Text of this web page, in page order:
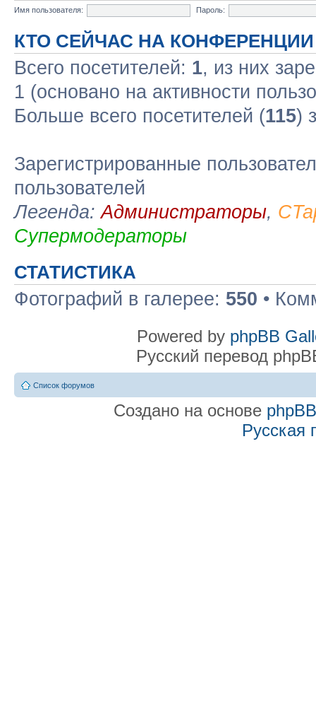
Имя пользователя:
Пароль:
КТО СЕЙЧАС НА КОНФЕРЕНЦИИ
Всего посетителей: 1, из них
1 (основано на активности
Больше всего посетителей (115)
Зарегистрированные
пользователей
Легенда:Администраторы,
Супермодераторы
СТАТИСТИКА
Фотографий в галерее: 550 •
Powered by phpBB
Русский перевод
Список форумов
Создано на основе phpBB
Русская